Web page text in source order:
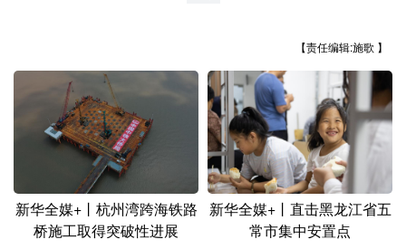
西藏
陕西 青海 宁夏
新疆 内蒙古 黑龙江
多语种频道
English Español Français عربى
【责任编辑:施歌 】
新华全媒+丨杭州湾跨海铁路
桥施工取得突破性进展
新华全媒+丨直击黑龙江省五
常市集中安置点